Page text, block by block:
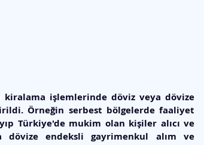
kiralama işlemlerinde döviz veya dövize
Örneğin serbest bölgelerde faaliyet
Türkiye'de mukim olan kişiler alıcı ve
endeksli gayrimenkul alım ve